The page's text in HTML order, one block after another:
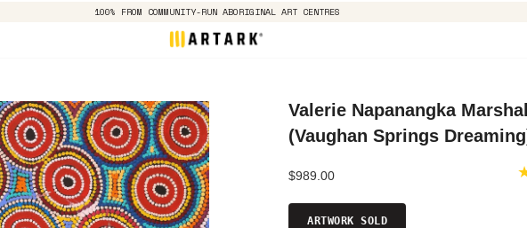
100% FROM COMMUNITY-RUN ABORIGINAL ART CENTRES
Valerie Napanangka
(Vaughan Springs
$989.00
ARTWORK SOLD